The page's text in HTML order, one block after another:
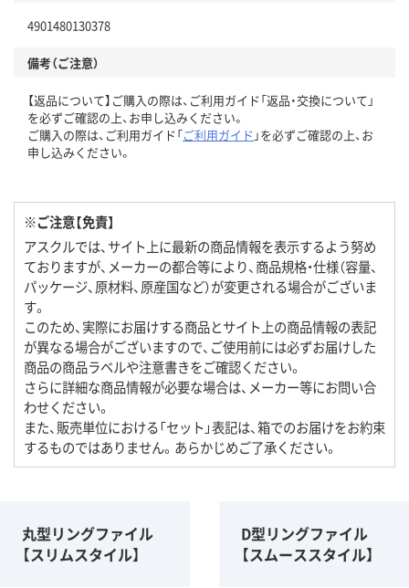
4901480130378
備考（ご注意）
【返品について】ご購入の際は、ご利用ガイド「返品・交換について」
を必ずご確認の上、お申し込みください。
ご購入の際は、ご利用ガイド「ご利用ガイド 」を必ずご確認の上、お
申し込みください。
※ご注意【免責】
アスクルでは、サイト上に最新の商品情報を表示するよう努め
ておりますが、メーカーの都合等により、商品規格・仕様（容量、
パッケージ、原材料、原産国など）が変更される場合がございま
す。
このため、実際にお届けする商品とサイト上の商品情報の表記
が異なる場合がございますので、ご使用前には必ずお届けした
商品の商品ラベルや注意書きをご確認ください。
さらに詳細な商品情報が必要な場合は、メーカー等にお問い合
わせください。
また、販売単位における「セット」表記は、箱でのお届けをお約束
するものではありません。あらかじめご了承ください。
丸型リングファイル
【スリムスタイル】
D型リングファイル
【スムーススタイル】